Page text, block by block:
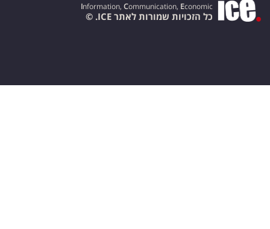
Information, Communication, Economic
כל הזכויות שמורות לאתר ICE. ©